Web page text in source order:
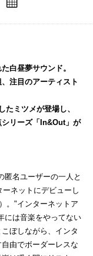
白昼夢サウンド。
注目のアーティスト
たミツメが登場し、
リーズ「In&Out」が
匿名ユーザーの一人と
ネットにデビューし
。"インターネットア
には音楽をやってない
ぼしながら、インタ
由でボーダーレスな